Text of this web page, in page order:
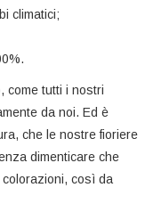
climatici;
come tutti i nostri
da noi. Ed è
che le nostre fioriere
dimenticare che
così da